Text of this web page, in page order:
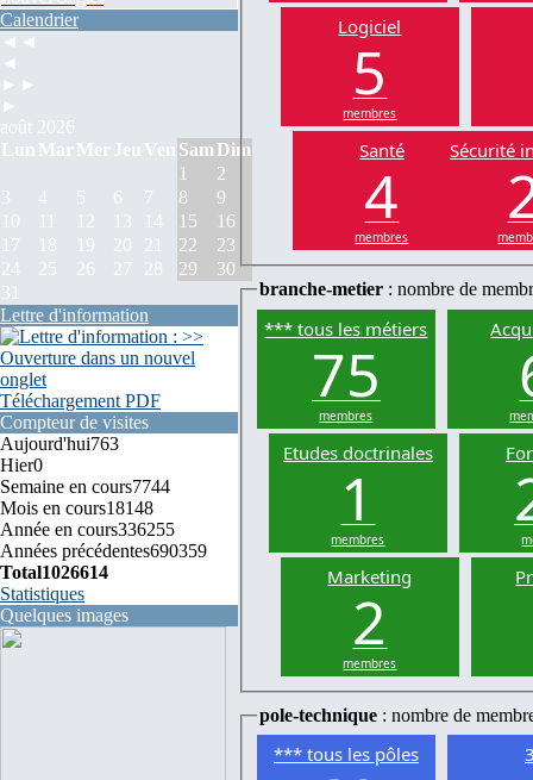
Calendrier
◄◄
◄
►►
►
août 2026
Lun Mar Mer Jeu Ven Sam Dim
1
2
3
4 5 6 7 8
9
10
11 12 13 14 15
16
17
18 19 20 21 22
23
24
25 26 27 28 29
30
31
Lettre d'information
Téléchargement PDF
Compteur de visites
Aujourd'hui763
Hier0
Semaine en cours7744
Mois en cours18148
Année en cours336255
Années précédentes690359
Total1026614
Statistiques
Quelques images
Logiciel
5
membres
Santé
4
membres
Sécurité
branche-metier : nombre de
*** tous les métiers
75
membres
Etudes doctrinales
1
membres
Marketing
2
membres
pole-technique : nombre de
*** tous les pôles